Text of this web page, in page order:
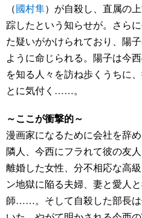
（國村隼）が自殺し、直属の
踪したという知らせが。さら
た疑いがかけられており、陽
ように命じられる。陽子は今
を知る人々を訪ね歩くうちに
とに気付く……。
～ここが衝撃的～
漫画家になるために会社を辞
隣人、今西にフラれて彼の友
離婚した女性、分不相応な高
ン地獄に陥る夫婦、妻と愛人
師……。そして自殺した部長